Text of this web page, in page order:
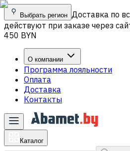
Выбрать регион Доставка по
действуют при заказе через
450 BYN
О компании
Программа лояльности
Оплата
Доставка
Контакты
Каталог